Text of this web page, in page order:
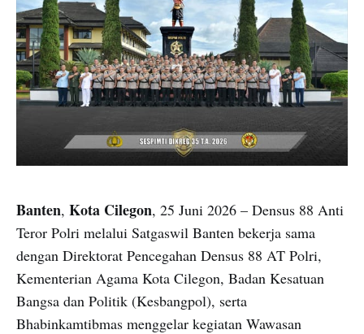
Banten, Kota Cilegon, 25 Juni 2026 – Densus 88 Anti
Teror Polri melalui Satgaswil Banten bekerja sama
dengan Direktorat Pencegahan Densus 88 AT Polri,
Kementerian Agama Kota Cilegon, Badan Kesatuan
Bangsa dan Politik (Kesbangpol), serta
Bhabinkamtibmas menggelar kegiatan Wawasan